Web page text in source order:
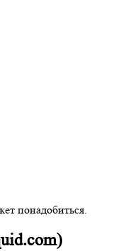
понадобиться.